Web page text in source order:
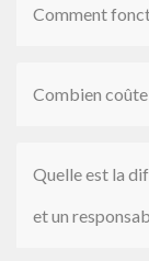
Comment
Combien
Quelle est la
et un